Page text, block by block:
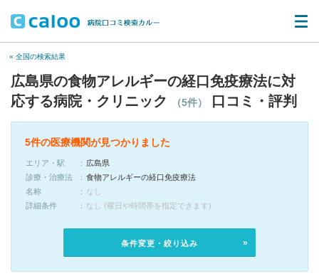
« 全国の検索結果
広島県の食物アレルギーの経口免疫療法に対
応する病院・クリニック
（5件） 口コミ・評判
5件の医療機関が見つかりました
エリア・駅
広島県
診療・治療法
食物アレルギーの経口免疫療法
名称
なし
詳細条件
なし (曜日や時間帯を指定できます)
条件変更・絞り込み